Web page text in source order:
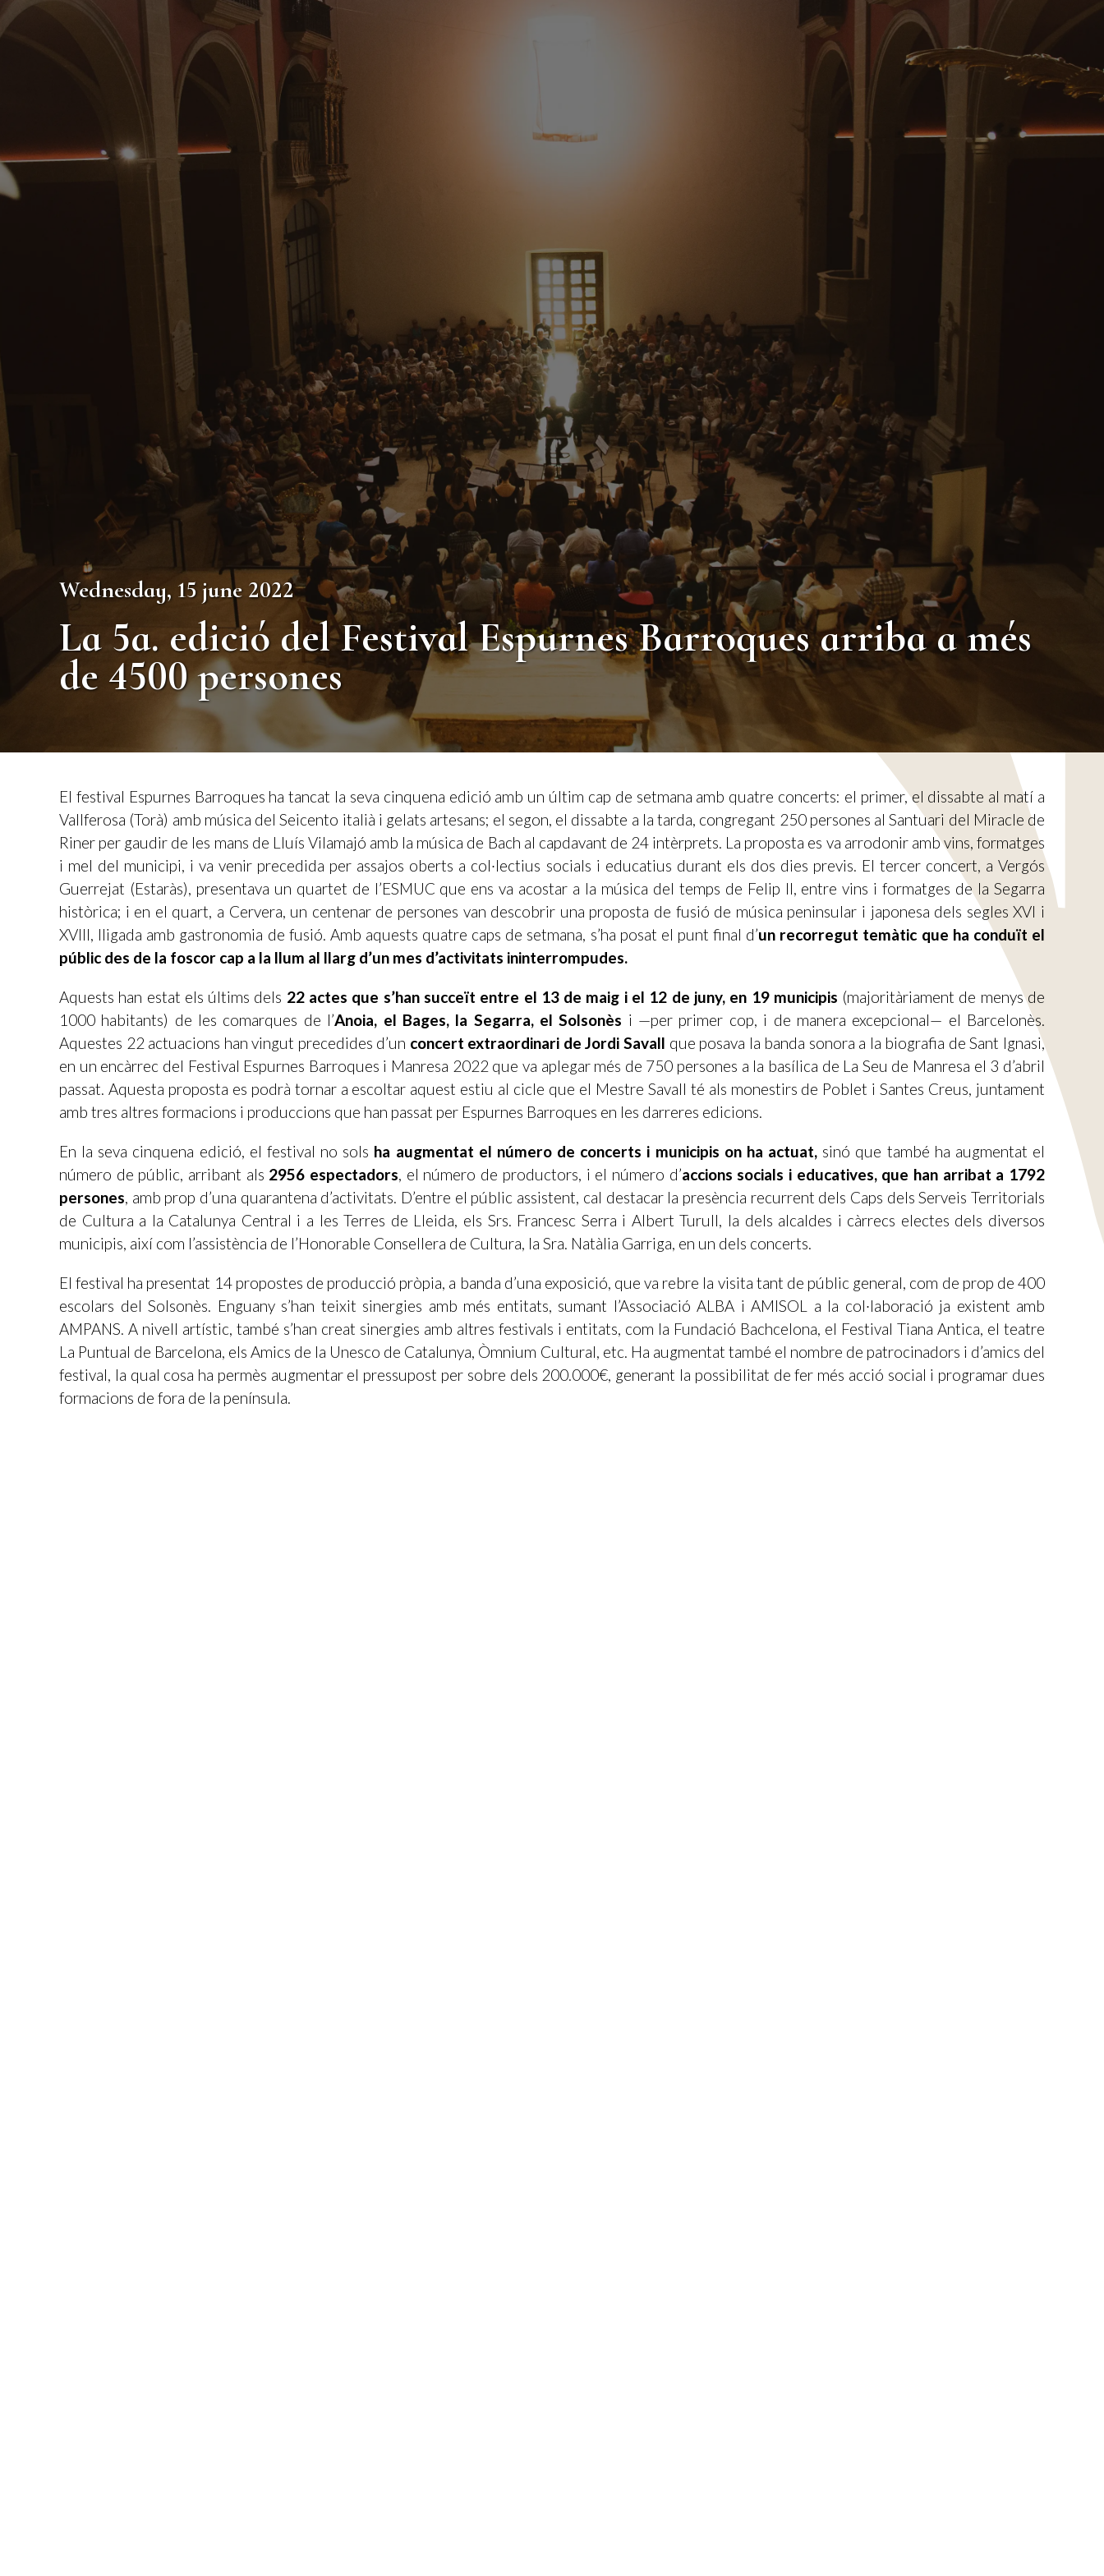
Wednesday, 15 june 2022
​​La 5a. edició del Festival Espurnes Barroques arriba a més
de 4500 persones
El festival Espurnes Barroques ha tancat la seva cinquena edició amb un últim cap de setmana amb quatre concerts: el primer, el dissabte al matí a
Vallferosa (Torà) amb música del Seicento italià i gelats artesans; el segon, el dissabte a la tarda, congregant 250 persones al Santuari del Miracle de
Riner per gaudir de les mans de Lluís Vilamajó amb la música de Bach al capdavant de 24 intèrprets. La proposta es va arrodonir amb vins, formatges
i mel del municipi, i va venir precedida per assajos oberts a col·lectius socials i educatius durant els dos dies previs. El tercer concert, a Vergós
Guerrejat (Estaràs), presentava un quartet de l’ESMUC que ens va acostar a la música del temps de Felip II, entre vins i formatges de la Segarra
històrica; i en el quart, a Cervera, un centenar de persones van descobrir una proposta de fusió de música peninsular i japonesa dels segles XVI i
XVIII, lligada amb gastronomia de fusió. Amb aquests quatre caps de setmana, s’ha posat el punt final d’un recorregut temàtic que ha conduït el
públic des de la foscor cap a la llum al llarg d’un mes d’activitats ininterrompudes.
Aquests han estat els últims dels 22 actes que s’han succeït entre el 13 de maig i el 12 de juny, en 19 municipis (majoritàriament de menys de
1000 habitants) de les comarques de l’Anoia, el Bages, la Segarra, el Solsonès i —per primer cop, i de manera excepcional— el Barcelonès.
Aquestes 22 actuacions han vingut precedides d’un concert extraordinari de Jordi Savall que posava la banda sonora a la biografia de Sant Ignasi,
en un encàrrec del Festival Espurnes Barroques i Manresa 2022 que va aplegar més de 750 persones a la basílica de La Seu de Manresa el 3 d’abril
passat. Aquesta proposta es podrà tornar a escoltar aquest estiu al cicle que el Mestre Savall té als monestirs de Poblet i Santes Creus, juntament
amb tres altres formacions i produccions que han passat per Espurnes Barroques en les darreres edicions.
En la seva cinquena edició, el festival no sols ha augmentat el número de concerts i municipis on ha actuat, sinó que també ha augmentat el
número de públic, arribant als 2956 espectadors, el número de productors, i el número d’accions socials i educatives, que han arribat a 1792
persones, amb prop d’una quarantena d’activitats. D’entre el públic assistent, cal destacar la presència recurrent dels Caps dels Serveis Territorials
de Cultura a la Catalunya Central i a les Terres de Lleida, els Srs. Francesc Serra i Albert Turull, la dels alcaldes i càrrecs electes dels diversos
municipis, així com l’assistència de l’Honorable Consellera de Cultura, la Sra. Natàlia Garriga, en un dels concerts.
El festival ha presentat 14 propostes de producció pròpia, a banda d’una exposició, que va rebre la visita tant de públic general, com de prop de 400
escolars del Solsonès. Enguany s’han teixit sinergies amb més entitats, sumant l’Associació ALBA i AMISOL a la col·laboració ja existent amb
AMPANS. A nivell artístic, també s’han creat sinergies amb altres festivals i entitats, com la Fundació Bachcelona, el Festival Tiana Antica, el teatre
La Puntual de Barcelona, els Amics de la Unesco de Catalunya, Òmnium Cultural, etc. Ha augmentat també el nombre de patrocinadors i d’amics del
festival, la qual cosa ha permès augmentar el pressupost per sobre dels 200.000€, generant la possibilitat de fer més acció social i programar dues
formacions de fora de la península.